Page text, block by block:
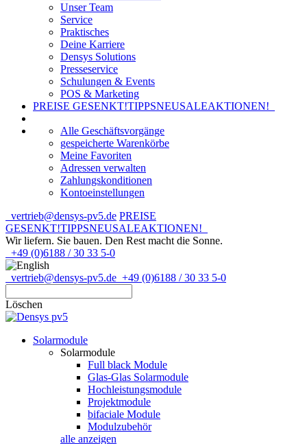
Unser Team
Service
Praktisches
Deine Karriere
Densys Solutions
Presseservice
Schulungen & Events
POS & Marketing
PREISE GESENKT!TIPPSNEUSALEAKTIONEN!
Alle Geschäftsvorgänge
gespeicherte Warenkörbe
Meine Favoriten
Adressen verwalten
Zahlungskonditionen
Kontoeinstellungen
vertrieb@densys-pv5.de PREISE
GESENKT!TIPPSNEUSALEAKTIONEN!
Wir liefern. Sie bauen. Den Rest macht die Sonne.
+49 (0)6188 / 30 33 5-0
vertrieb@densys-pv5.de +49 (0)6188 / 30 33 5-0
Löschen
Solarmodule
Solarmodule
Full black Module
Glas-Glas Solarmodule
Hochleistungsmodule
Projektmodule
bifaciale Module
Modulzubehör
alle anzeigen